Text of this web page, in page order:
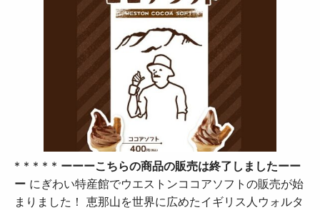
* * * * * ーーーこちらの商品の販売は終了しましたーー
ー にぎわい特産館でウエストンココアソフトの販売が始
まりました！ 恵那山を世界に広めたイギリス人ウォルタ